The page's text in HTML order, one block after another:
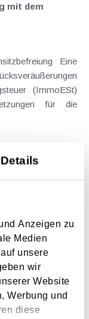
Details
Anzeigen zu
Medien
unsere
wir
Website
Werbung und
diese
mit dem
Eine
(ImmoESt)
für die
welche
Reisen) durch
resultieren –